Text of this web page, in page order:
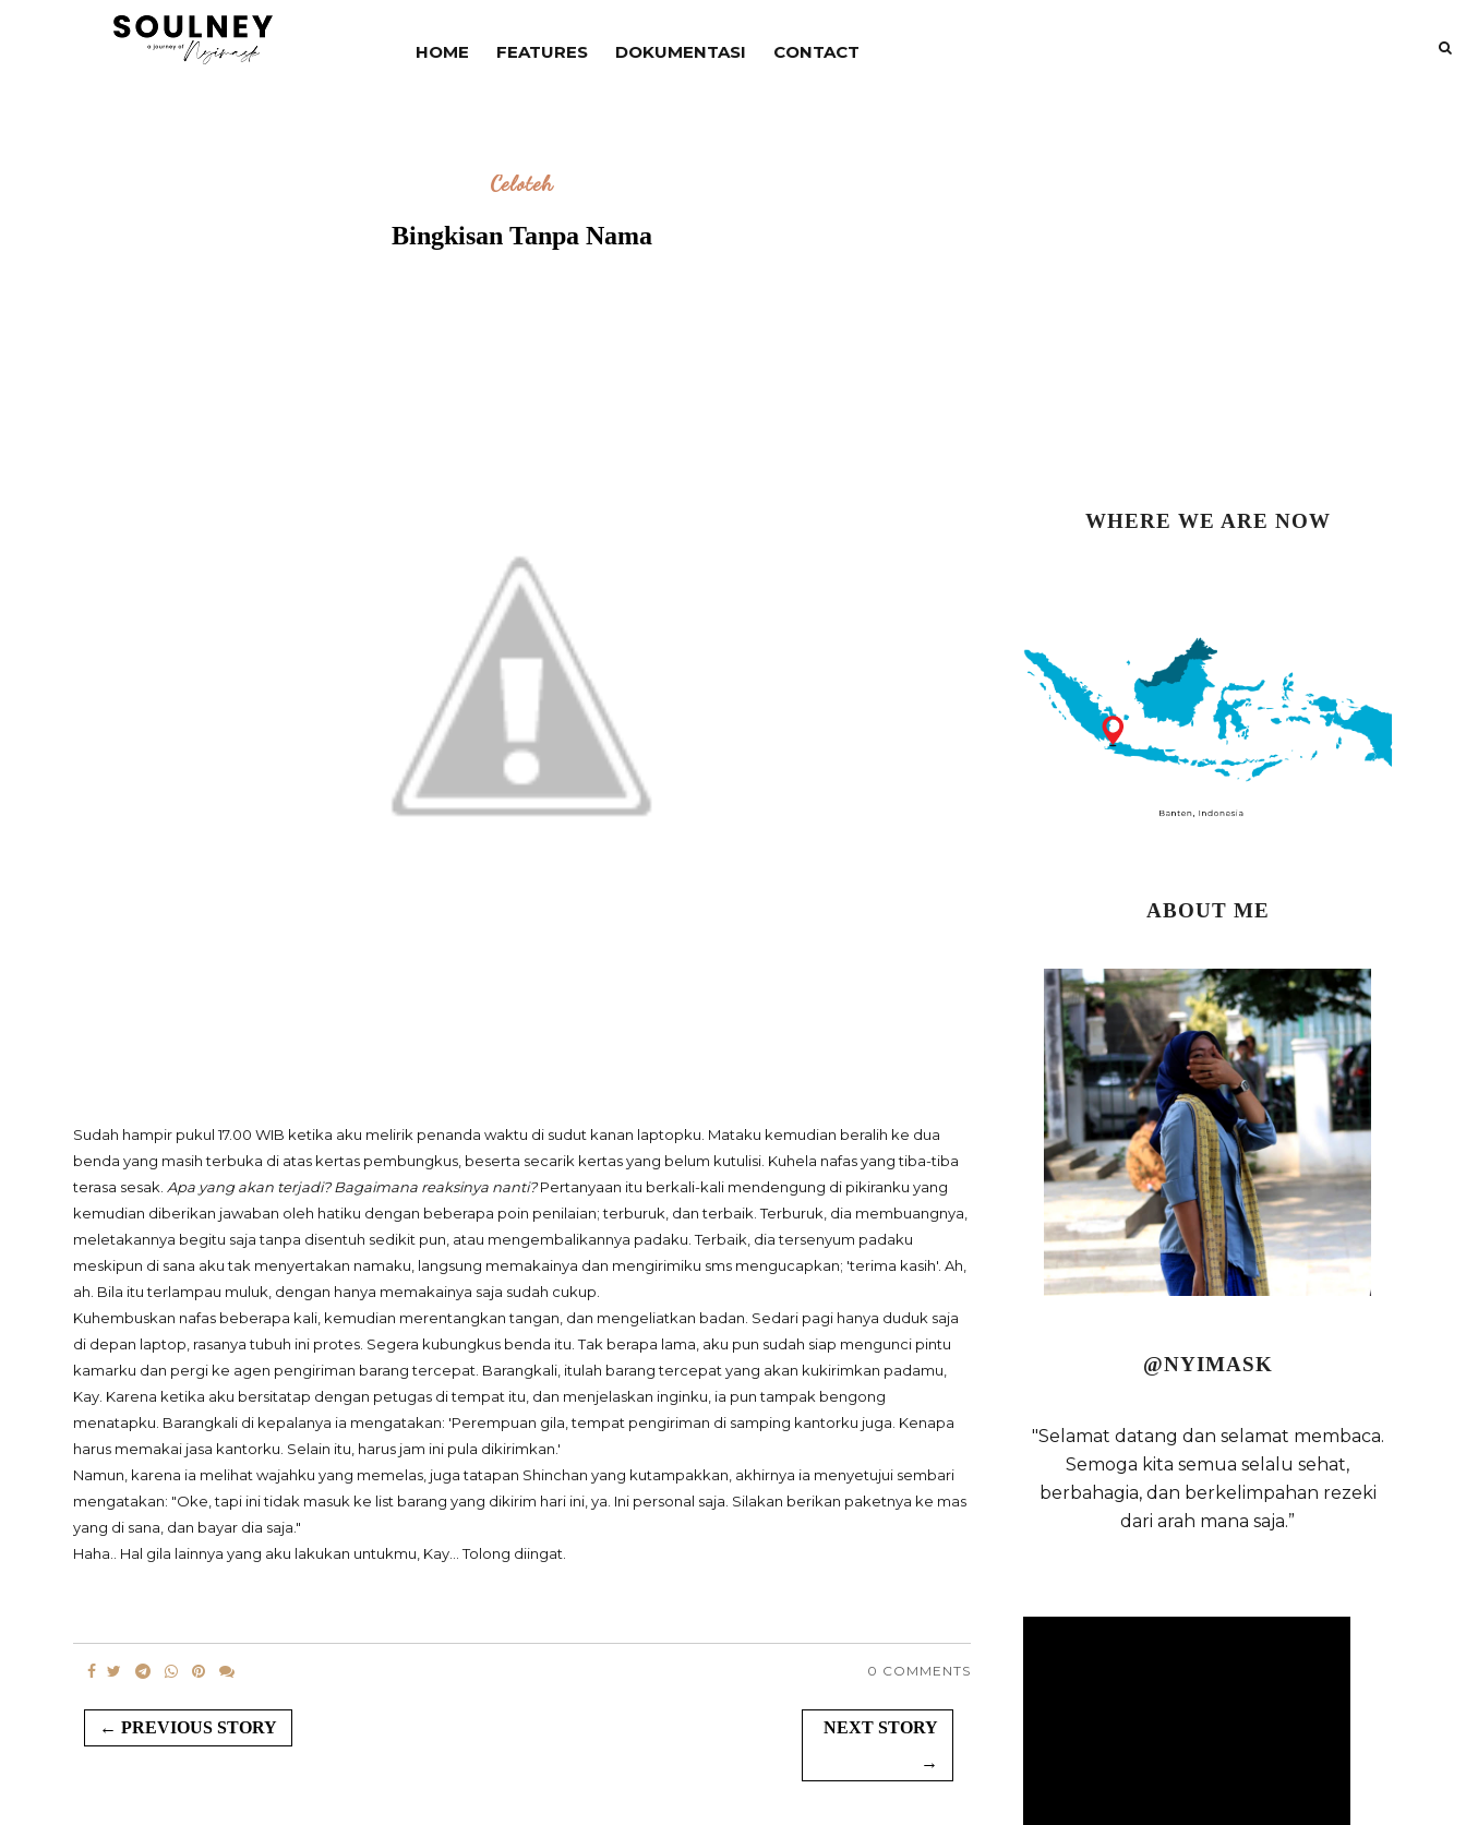
HOME FEATURES DOKUMENTASI CONTACT
Celoteh
Bingkisan Tanpa Nama
Sudah hampir pukul 17.00 WIB ketika aku melirik penanda waktu di sudut kanan laptopku. Mataku kemudian beralih ke dua
benda yang masih terbuka di atas kertas pembungkus, beserta secarik kertas yang belum kutulisi. Kuhela nafas yang tiba-tiba
terasa sesak. Apa yang akan terjadi? Bagaimana reaksinya nanti?Pertanyaan itu berkali-kali mendengung di pikiranku yang
kemudian diberikan jawaban oleh hatiku dengan beberapa poin penilaian; terburuk, dan terbaik. Terburuk, dia membuangnya,
meletakannya begitu saja tanpa disentuh sedikit pun, atau mengembalikannya padaku. Terbaik, dia tersenyum padaku
meskipun di sana aku tak menyertakan namaku, langsung memakainya dan mengirimiku sms mengucapkan; 'terima kasih'. Ah,
ah. Bila itu terlampau muluk, dengan hanya memakainya saja sudah cukup.
Kuhembuskan nafas beberapa kali, kemudian merentangkan tangan, dan mengeliatkan badan. Sedari pagi hanya duduk saja
di depan laptop, rasanya tubuh ini protes. Segera kubungkus benda itu. Tak berapa lama, aku pun sudah siap mengunci pintu
kamarku dan pergi ke agen pengiriman barang tercepat. Barangkali, itulah barang tercepat yang akan kukirimkan padamu,
Kay. Karena ketika aku bersitatap dengan petugas di tempat itu, dan menjelaskan inginku, ia pun tampak bengong
menatapku. Barangkali di kepalanya ia mengatakan: 'Perempuan gila, tempat pengiriman di samping kantorku juga. Kenapa
harus memakai jasa kantorku. Selain itu, harus jam ini pula dikirimkan.'
Namun, karena ia melihat wajahku yang memelas, juga tatapan Shinchan yang kutampakkan, akhirnya ia menyetujui sembari
mengatakan: "Oke, tapi ini tidak masuk ke list barang yang dikirim hari ini, ya. Ini personal saja. Silakan berikan paketnya ke mas
yang di sana, dan bayar dia saja."
Haha.. Hal gila lainnya yang aku lakukan untukmu, Kay... Tolong diingat.
0 COMMENTS
← PREVIOUS STORY
NEXT STORY
→
WHERE WE ARE NOW
ABOUT ME
@NYIMASK
"Selamat datang dan selamat membaca.
Semoga kita semua selalu sehat,
berbahagia, dan berkelimpahan rezeki
dari arah mana saja.”